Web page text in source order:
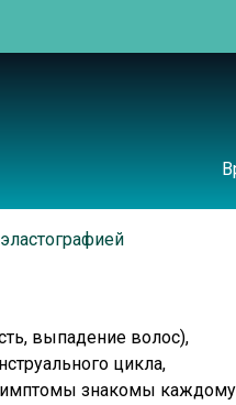
эластографией
выпадение волос),
цикла,
знакомы